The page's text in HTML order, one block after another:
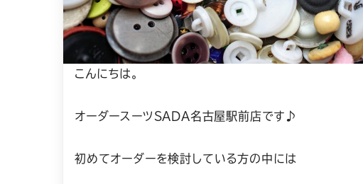
こんにちは。
オーダースーツSADA名古屋駅前店です♪
初めてオーダーを検討している方の中には